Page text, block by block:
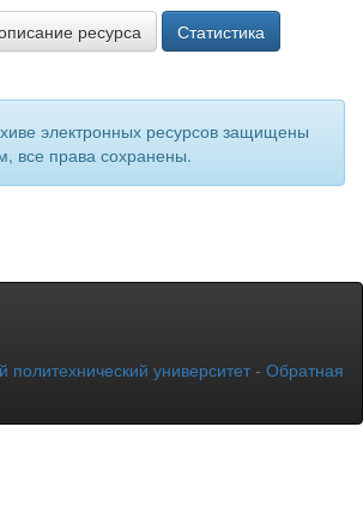
ресурса Статистика
электронных ресурсов защищены
все права сохранены.
политехнический университет - Обратная